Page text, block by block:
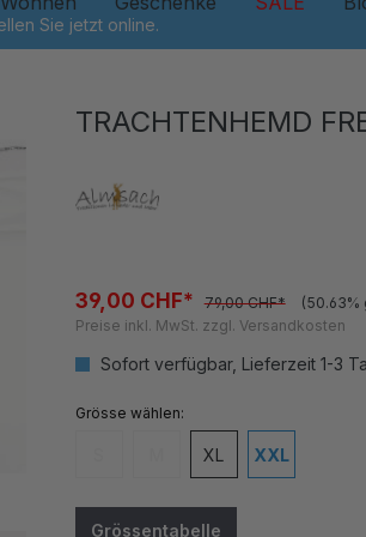
TRACHTENHEMD
39,00 CHF* 79,00 CHF*
(50.63%
Preise inkl. MwSt. zzgl. Versandkosten
Sofort verfügbar, Lieferzeit 1-3
Grösseauswählen
(Diese Option ist zurzeit nicht
(Diese Option ist zurzeit nicht
XL XXL
Grössentabelle